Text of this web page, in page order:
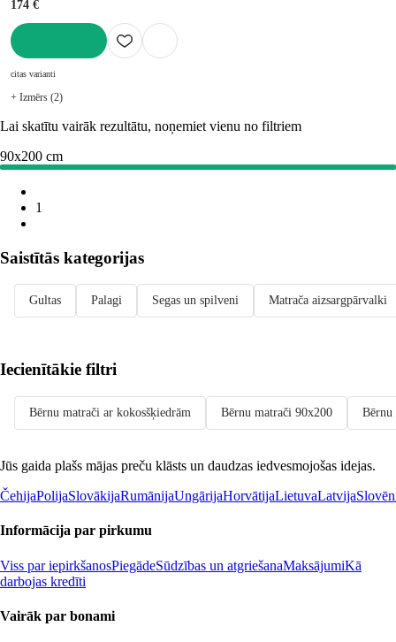
174 €
citas varianti
+ Izmērs (2)
Lai skatītu vairāk rezultātu, noņemiet vienu no filtriem
90x200 cm
1
Saistītās kategorijas
Gultas Palagi Segas un spilveni Matrača aizsargpārvalki
Iecienītākie filtri
Bērnu matrači ar kokosšķiedrām Bērnu matrači 90x200 Bērnu
Jūs gaida plašs mājas preču klāsts un daudzas iedvesmojošas idejas.
ČehijaPolijaSlovākijaRumānijaUngārijaHorvātijaLietuvaLatvija
Informācija par pirkumu
Viss par iepirkšanosPiegādeSūdzības un atgriešanaMaksājumiKā
darbojas kredīti
Vairāk par bonami